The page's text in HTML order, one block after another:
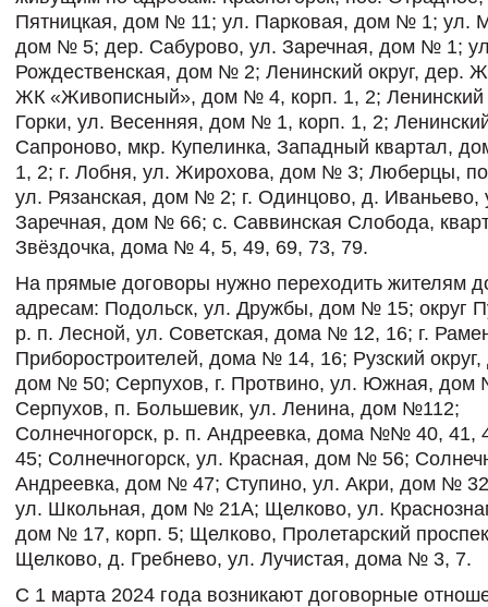
Пятницкая, дом № 11; ул. Парковая, дом № 1; ул.
дом № 5; дер. Сабурово, ул. Заречная, дом № 1;
Рождественская, дом № 2; Ленинский округ, дер.
ЖК «Живописный», дом № 4, корп. 1, 2; Ленинский
Горки, ул. Весенняя, дом № 1, корп. 1, 2;
Сапроново, мкр. Купелинка, Западный квартал,
1, 2; г. Лобня, ул. Жирохова, дом № 3; Люберцы,
ул. Рязанская, дом № 2; г. Одинцово, д. Иваньево,
Заречная, дом № 66; с. Саввинская Слобода,
Звёздочка, дома № 4, 5, 49, 69, 73, 79.
На прямые договоры нужно переходить жителям
адресам: Подольск, ул. Дружбы, дом № 15; округ
р. п. Лесной, ул. Советская, дома № 12, 16; г.
Приборостроителей, дома № 14, 16; Рузский
дом № 50; Серпухов, г. Протвино, ул. Южная, дом
Серпухов, п. Большевик, ул. Ленина, дом №112;
Солнечногорск, р. п. Андреевка, дома №№ 40, 41,
45; Солнечногорск, ул. Красная, дом № 56;
Андреевка, дом № 47; Ступино, ул. Акри, дом №
ул. Школьная, дом № 21А; Щелково, ул.
дом № 17, корп. 5; Щелково, Пролетарский
Щелково, д. Гребнево, ул. Лучистая, дома № 3, 7.
С 1 марта 2024 года возникают договорные